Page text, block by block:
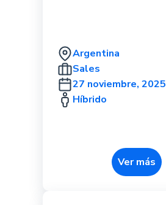
Argentina
Sales
27 noviembre, 2025
Híbrido
Ver más